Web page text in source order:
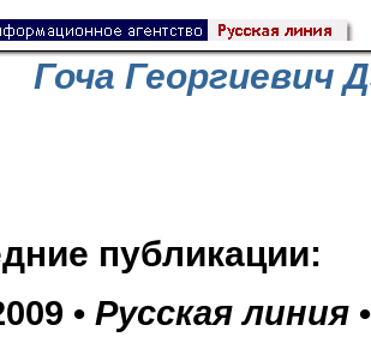
Гоча Георгиевич
публикации:
• Русская линия